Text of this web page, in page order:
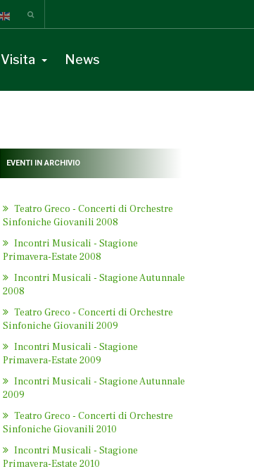
Visita News
EVENTI IN ARCHIVIO
Teatro Greco - Concerti di Orchestre
Sinfoniche Giovanili 2008
Incontri Musicali - Stagione
Primavera-Estate 2008
Incontri Musicali - Stagione Autunnale
2008
Teatro Greco - Concerti di Orchestre
Sinfoniche Giovanili 2009
Incontri Musicali - Stagione
Primavera-Estate 2009
Incontri Musicali - Stagione Autunnale
2009
Teatro Greco - Concerti di Orchestre
Sinfoniche Giovanili 2010
Incontri Musicali - Stagione
Primavera-Estate 2010